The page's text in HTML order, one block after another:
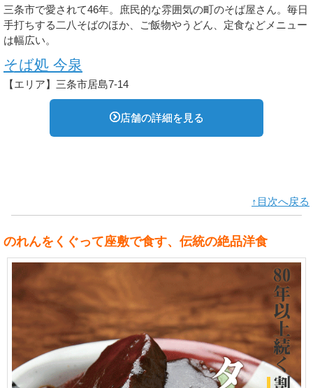
三条市で愛されて46年。庶民的な雰囲気の町のそば屋さん。毎日
手打ちする二八そばのほか、ご飯物やうどん、定食などメニュー
は幅広い。
そば処 今泉
【エリア】三条市居島7-14
店舗の詳細を見る
↑目次へ戻る
のれんをくぐって座敷で食す、伝統の絶品洋食